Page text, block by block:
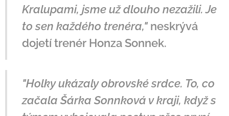
Kralupami, jsme už dlouho nezažili. Je
to sen každého trenéra," neskrývá
dojetí trenér Honza Sonnek.
"Holky ukázaly obrovské srdce. To, co
začala Šárka Sonnková v kraji, když s